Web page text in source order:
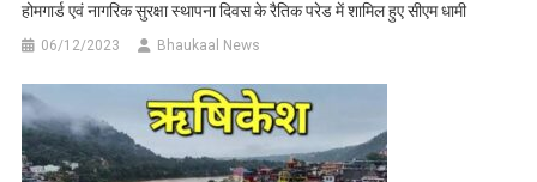
होमगार्ड एवं नागरिक सुरक्षा स्थापना दिवस के रैतिक परेड में शामिल हुए सीएम धामी
06/12/2023 Bhaukaal News